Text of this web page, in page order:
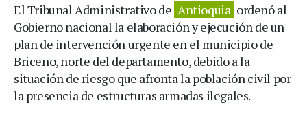
El Tribunal Administrativo de Antioquia ordenó al
Gobierno nacional la elaboración y ejecución de un
plan de intervención urgente en el municipio de
Briceño, norte del departamento, debido a la
situación de riesgo que afronta la población civil por
la presencia de estructuras armadas ilegales.